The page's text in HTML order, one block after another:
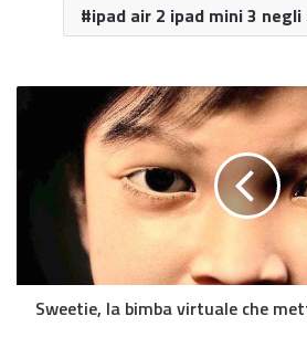
ipad air 2 ipad mini 3
Sweetie, la bimba virtuale che